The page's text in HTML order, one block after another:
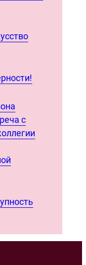
с